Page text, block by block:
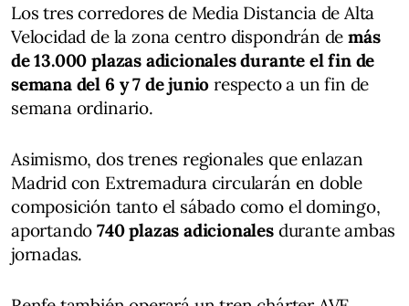
Los tres corredores de Media Distancia de Alta
Velocidad de la zona centro dispondrán demás
de 13.000 plazas adicionales durante el fin de
semana del 6 y 7 de junio respecto a un fin de
semana ordinario.
Asimismo, dos trenes regionales que enlazan
Madrid con Extremadura circularán en doble
composición tanto el sábado como el domingo,
aportando740 plazas adicionalesdurante ambas
jornadas.